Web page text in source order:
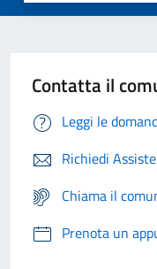
Contatta il
Leggi le
Richiedi
Chiama il
Prenota un